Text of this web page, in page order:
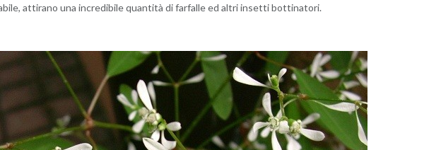
at­ti­ra­no una in­cre­di­bi­le quan­ti­tà di far­fal­le ed altri in­set­ti bot­ti­na­to­ri.